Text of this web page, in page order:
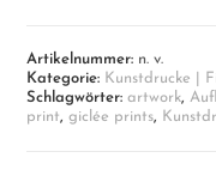
Papier
Menge
Artikelnummer: n. v.
Kategorie: Kunstdrucke |
Schlagwörter:artwork,
print,giclée prints,